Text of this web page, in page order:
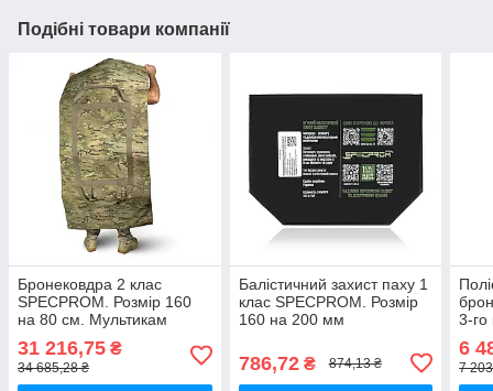
Подібні товари компанії
Бронековдра 2 клас
SPECPROM. Розмір 160
на 80 см. Мультикам
31 216,75 ₴
34 685,28 ₴
Балістичний захист паху 1
клас SPECPROM. Розмір
160 на 200 мм
786,72₴ 874,13 ₴
3-го
6
7